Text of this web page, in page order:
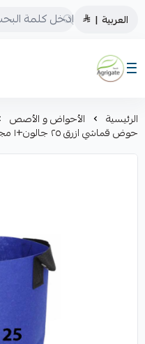
العربية |
Saudiagrigate
الرئيسية الأحواض و الأصص
حوض قماشي ازرق ٢٥ جالون+١ مجانا